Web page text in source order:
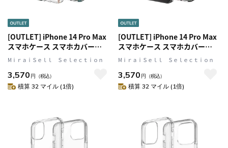
[OUTLET] iPhone 14 Pro Max
スマホケース スマホカバー
MagSafe対応 メタリック グラ
フィックデザイン Clear(クリ
ア)/Gold(ゴールド) adidas
Originals[アディダス オリジナ
MⅰｒａｉＳｅｌｌ Ｓｅｌｅｃｔｉｏｎ
3,570 円 （税込）
積算 32 マイル (1倍)
[OUTLET] iPhone 14 Pro Max
スマホケース スマホカバー
MagSafe Graphic マグネット
グラフィック (50228(GC2979))
MⅰｒａｉＳｅｌｌ Ｓｅｌｅｃｔｉｏｎ
3,570 円 （税込）
積算 32 マイル (1倍)